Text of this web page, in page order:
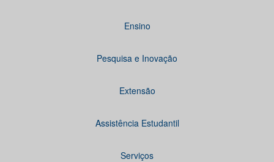
Ensino
Pesquisa e Inovação
Extensão
Assistência Estudantil
Serviços